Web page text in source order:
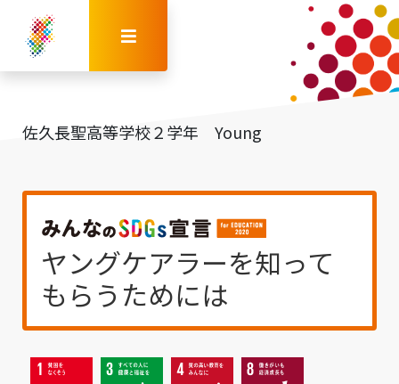
佐久長聖高等学校２学年 Young
ヤングケアラーを知って
もらうためには